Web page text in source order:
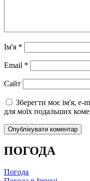
Ім'я *
Email *
Сайт
Зберегти моє ім'я, e-
для моїх подальших
ПОГОДА
Погода